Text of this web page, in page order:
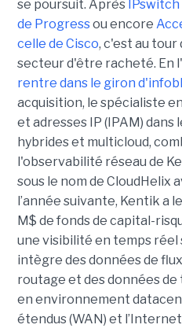
se poursuit. Après
de Progressou encore
celle de Cisco, c'est au tour
secteur d'être racheté. En
rentre dans le giron
acquisition, le spécialiste
et adresses IP (IPAM)
hybrides et multicloud,
l'observabilité réseau de
sous le nom de CloudHelix
l’année suivante, Kentik a
M$ de fonds de capital-
une visibilité en temps
intègre des données de
routage et des données
en environnement
étendus (WAN) et